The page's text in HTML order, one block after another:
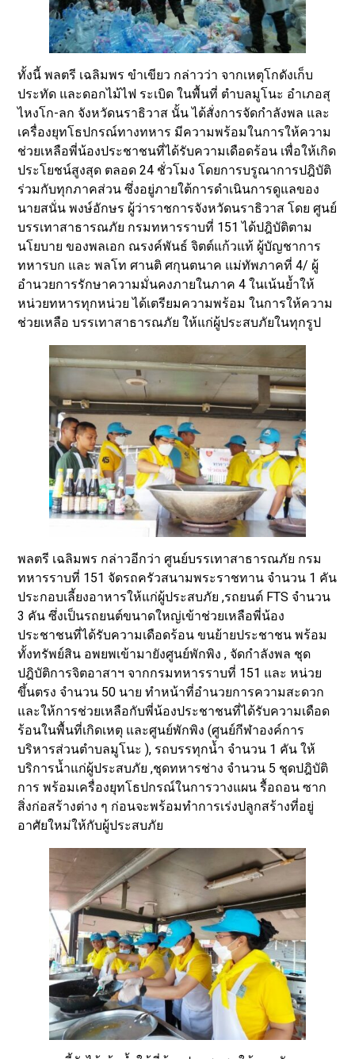
ทั้งนี้ พลตรี เฉลิมพร ขำเขียว กล่าวว่า จากเหตุโกดังเก็บ
ประทัด และดอกไม้ไฟ ระเบิด ในพื้นที่ ตำบลมูโนะ อำเภอสุ
ไหงโก-ลก จังหวัดนราธิวาส นั้น ได้สั่งการจัดกำลังพล และ
เครื่องยุทโธปกรณ์ทางทหาร มีความพร้อมในการให้ความ
ช่วยเหลือพี่น้องประชาชนที่ได้รับความเดือดร้อน เพื่อให้เกิด
ประโยชน์สูงสุด ตลอด 24 ชั่วโมง โดยการบรูณาการปฎิบัติ
ร่วมกับทุกภาคส่วน ซึ่งอยู่ภายใต้การดำเนินการดูแลของ
นายสนั่น พงษ์อักษร ผู้ว่าราชการจังหวัดนราธิวาส โดย ศูนย์
บรรเทาสาธารณภัย กรมทหารราบที่ 151 ได้ปฎิบัติตาม
นโยบาย ของพลเอก ณรงค์พันธ์ จิตต์แก้วแท้ ผู้บัญชาการ
ทหารบก และ พลโท ศานติ ศกุนตนาค แม่ทัพภาคที่ 4/ ผู้
อำนวยการรักษาความมั่นคงภายในภาค 4 ในเน้นย้ำให้
หน่วยทหารทุกหน่วย ได้เตรียมความพร้อม ในการให้ความ
ช่วยเหลือ บรรเทาสาธารณภัย ให้แก่ผู้ประสบภัยในทุกรูป
พลตรี เฉลิมพร กล่าวอีกว่า ศูนย์บรรเทาสาธารณภัย กรม
ทหารราบที่ 151 จัดรถครัวสนามพระราชทาน จำนวน 1 คัน
ประกอบเลี้ยงอาหารให้แก่ผู้ประสบภัย ,รถยนต์ FTS จำนวน
3 คัน ซึ่งเป็นรถยนต์ขนาดใหญ่เข้าช่วยเหลือพี่น้อง
ประชาชนที่ได้รับความเดือดร้อน ขนย้ายประชาชน พร้อม
ทั้งทรัพย์สิน อพยพเข้ามายังศูนย์พักพิง , จัดกำลังพล ชุด
ปฎิบัติการจิตอาสาฯ จากกรมทหารราบที่ 151 และ หน่วย
ขึ้นตรง จำนวน 50 นาย ทำหน้าที่อำนวยการความสะดวก
และให้การช่วยเหลือกับพี่น้องประชาชนที่ได้รับความเดือด
ร้อนในพื้นที่เกิดเหตุ และศูนย์พักพิง (ศูนย์กีฬาองค์การ
บริหารส่วนตำบลมูโนะ ), รถบรรทุกน้ำ จำนวน 1 คัน ให้
บริการน้ำแก่ผู้ประสบภัย ,ชุดทหารช่าง จำนวน 5 ชุดปฎิบัติ
การ พร้อมเครื่องยุทโธปกรณ์ในการวางแผน รื้อถอน ซาก
สิ่งก่อสร้างต่าง ๆ ก่อนจะพร้อมทำการเร่งปลูกสร้างที่อยู่
อาศัยใหม่ให้กับผู้ประสบภัย